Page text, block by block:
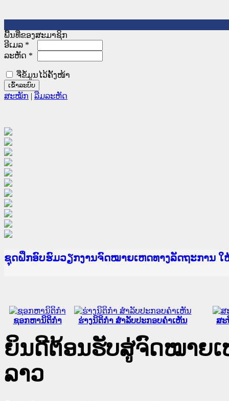
ພື້ນທີ່ຂອງສະມາຊິກ
ອີເມລ *
ລະຫັດ *
ຈື່ຂໍ້ມູນໄວ້ຄັ້ງໜ້າ
ສະໝັກ | ລືມລະຫັດ
Ministry of Justice Lao PDR
ເຜີຍແຜ່ວັບໄຊຈົດໝາຍເຫດທາງລັດຖະການ ແລະ ແອັ
ກະຊວງຍຸຕິທຳ
ຊຸດຝຶກອົບຮົມວຽກງານຈົດໝາຍເຫດທາງລັດຖະການ
ກອງປະຊຸມທົບທວນຄືນການຈັດຕັ້ງປະຕິບັດວຽກງານຈົ
ຝຶກອົບຮົມ ຜູ່ປະສານງານວຽກງານຈົດໝາຍເຫດທາງລັ
ຝຶກອົບຮົມ ຜູ່ປະສານງານວຽກງານຈົດໝາຍເຫດທາງລັ
ເຜີຍແຜ່ແອັບກົດໝາຍລາວ ແລະ ເວັບໄຊຈົດໝາຍເຫດ
ເຜີຍແຜ່ແອັບກົດໝາຍລາວ ແລະ ເວັບໄຊຈົດໝາຍເຫດ
ຍົກລະດັບວຽກງານຈົດໝາຍເຫດທາງລັດຖະການໃຫ້ຜູ້
ຊຸດຝຶກອົບຮົມວຽກງານຈົດໝາຍເຫດທາງລັດຖະການ ໃ
ຊອກຫານິຕິກໍາ ຮ່າງນິຕິກໍາ ສໍາລັບປະກອບຄໍາເຫັນ ສະ
ຍິນດີຕ້ອນຮັບສູ່ຈົດໝາຍເ
ລາວ